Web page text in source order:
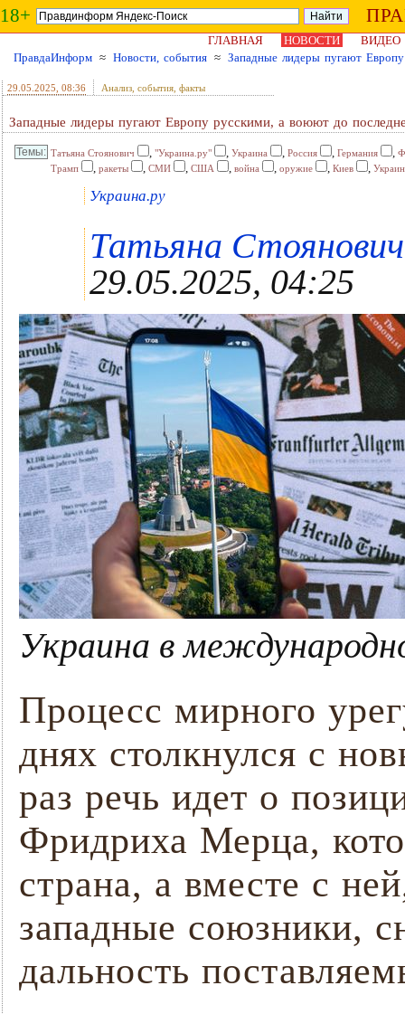
18+
ГЛАВНАЯ НОВОСТИ
ВИДЕО
ПравдаИнформ ≈ Новости, события ≈ Западные лидеры пугают
29.05.2025 , 08:36 Анализ, события, факты
Западные лидеры пугают Европу русскими, а воюют до
Татьяна Стоянович , "Украина.ру" , Украина , Россия , Германия ,
Трамп
, ракеты , СМИ , США , война , оружие , Киев ,
Украина.ру
Татьяна
29.05.2025, 04:25
Украина в
Процесс мирного
днях столкнулся с
раз речь идет о
Фридриха Мерца,
страна, а вместе с
западные союзники,
дальность